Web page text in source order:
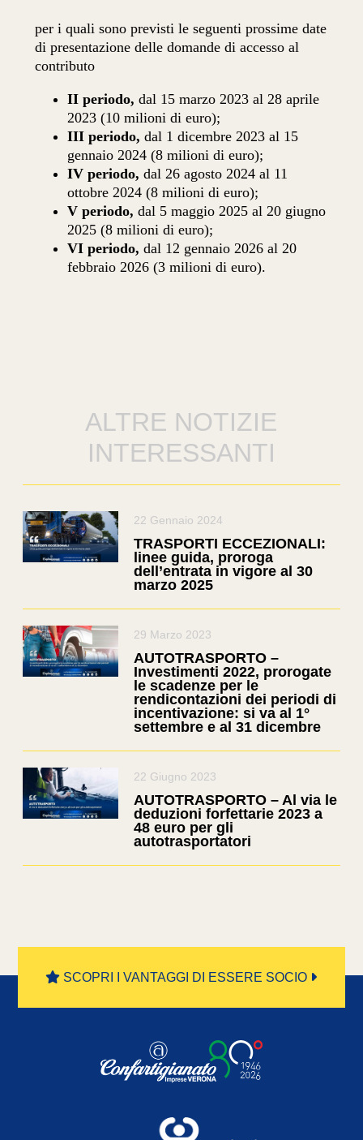
per i quali sono previsti le seguenti prossime date
di presentazione delle domande di accesso al
contributo
II periodo, dal 15 marzo 2023 al 28 aprile
2023 (10 milioni di euro);
III periodo, dal 1 dicembre 2023 al 15
gennaio 2024 (8 milioni di euro);
IV periodo, dal 26 agosto 2024 al 11
ottobre 2024 (8 milioni di euro);
V periodo, dal 5 maggio 2025 al 20 giugno
2025 (8 milioni di euro);
VI periodo, dal 12 gennaio 2026 al 20
febbraio 2026 (3 milioni di euro).
ALTRE NOTIZIE
INTERESSANTI
22 Gennaio 2024
TRASPORTI ECCEZIONALI:
linee guida, proroga
dell’entrata in vigore al 30
marzo 2025
29 Marzo 2023
AUTOTRASPORTO –
Investimenti 2022, prorogate
le scadenze per le
rendicontazioni dei periodi di
incentivazione: si va al 1°
settembre e al 31 dicembre
22 Giugno 2023
AUTOTRASPORTO – Al via le
deduzioni forfettarie 2023 a
48 euro per gli
autotrasportatori
SCOPRI I VANTAGGI DI ESSERE SOCIO